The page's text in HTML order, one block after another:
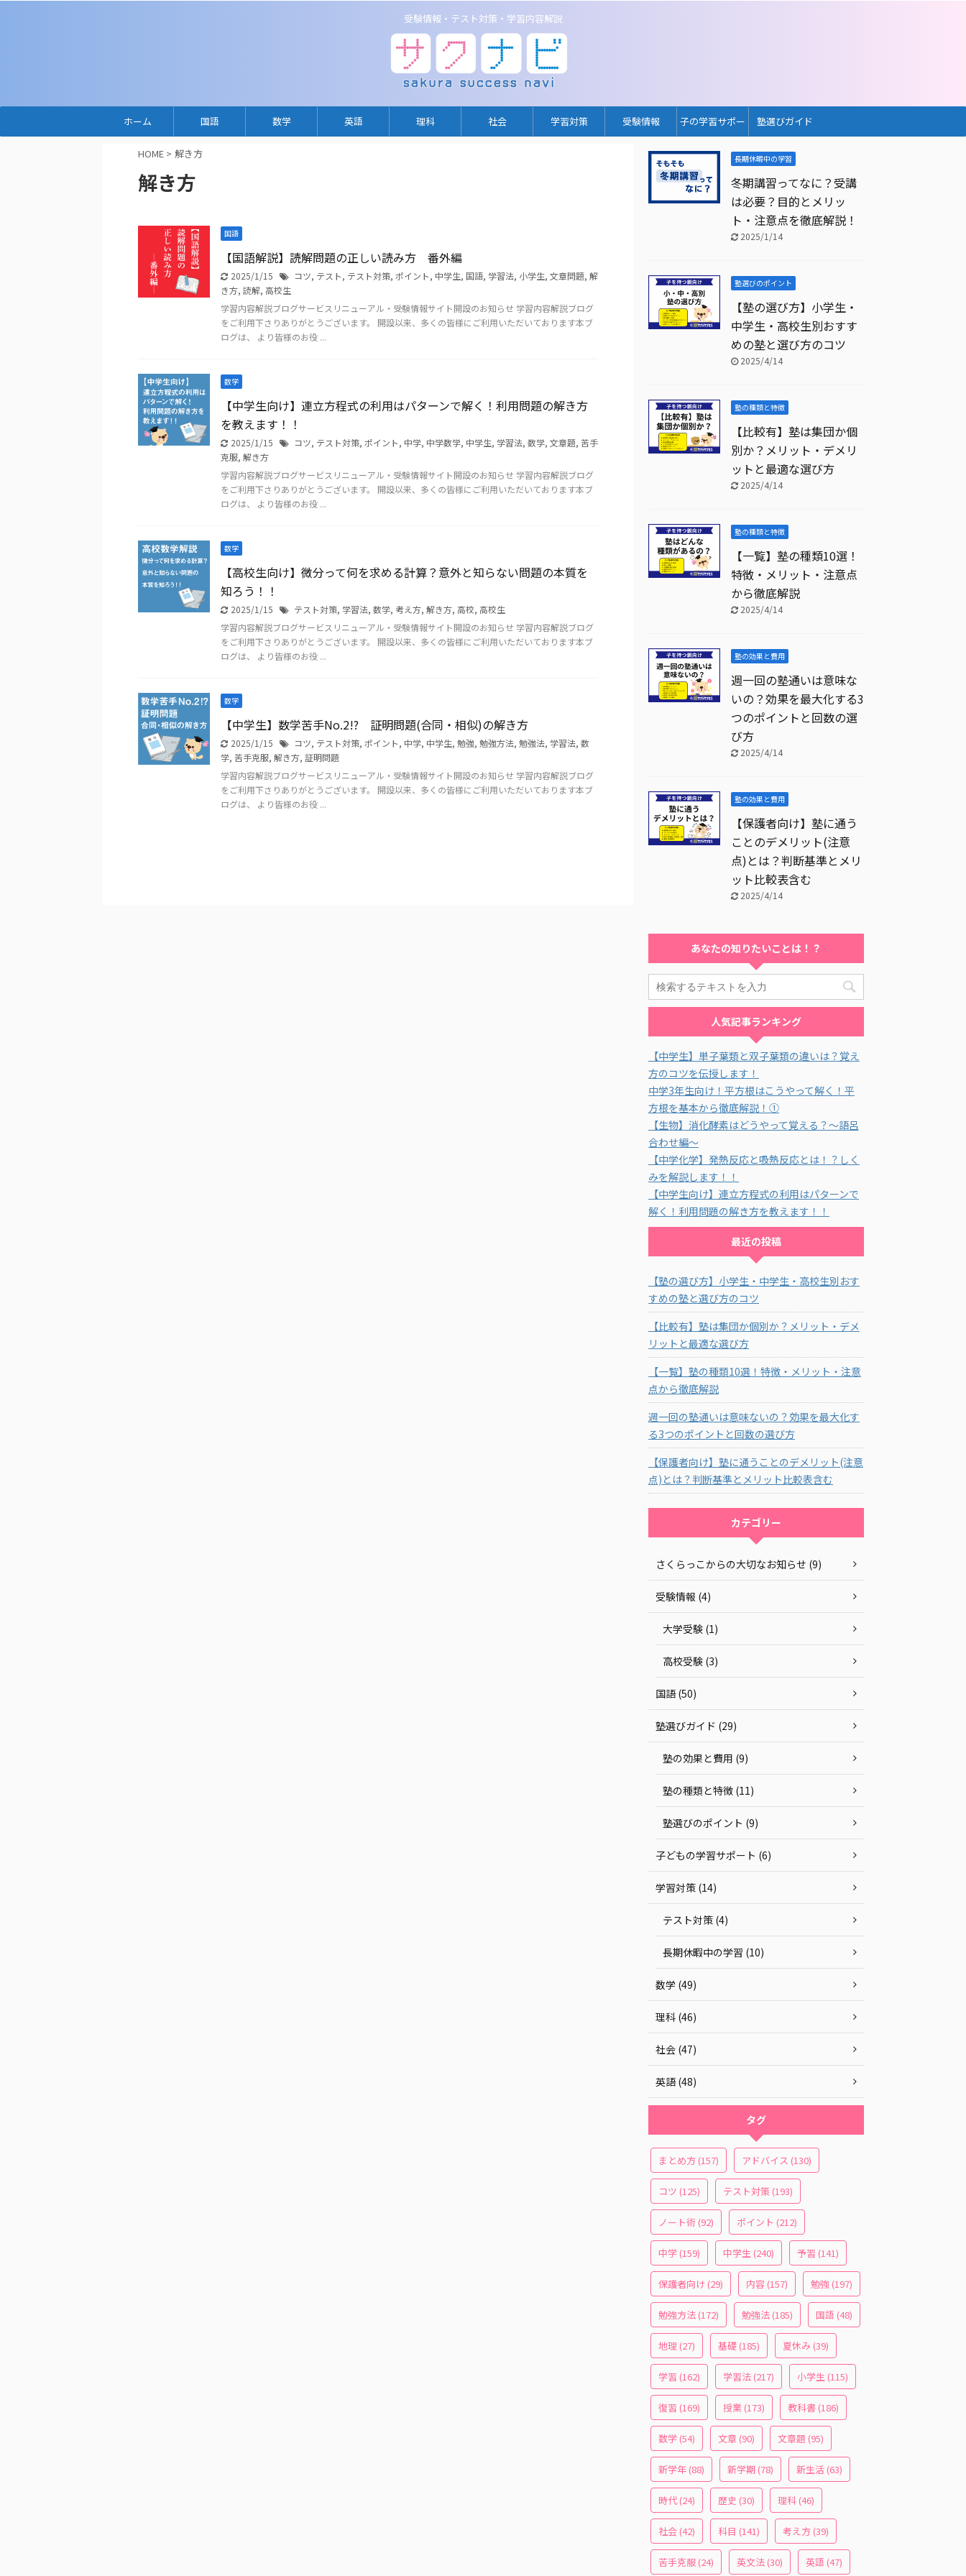
受験情報・テスト対策・学習内容解説
ホーム 国語 数学 英語 理科 社会 学習対策 受験情報 子の学習サポー
ト
塾選びガイド
HOME > 解き方
解き方
国語
【国語解説】読解問題の正しい読み方 番外編
2025/1/15 コツ, テスト, テスト対策, ポイント, 中学生, 国語, 学習法, 小学生, 文章問題, 解
き方, 読解, 高校生
学習内容解説ブログサービスリニューアル・受験情報サイト開設のお知らせ 学習内容解説ブログ
をご利用下さりありがとうございます。 開設以来、多くの皆様にご利用いただいております本ブ
ログは、 より皆様のお役 ...
数学
【中学生向け】連立方程式の利用はパターンで解く！利用問題の解き方
を教えます！！
2025/1/15 コツ, テスト対策, ポイント, 中学, 中学数学, 中学生, 学習法, 数学, 文章題, 苦手
克服, 解き方
学習内容解説ブログサービスリニューアル・受験情報サイト開設のお知らせ 学習内容解説ブログ
をご利用下さりありがとうございます。 開設以来、多くの皆様にご利用いただいております本ブ
ログは、 より皆様のお役 ...
数学
【高校生向け】微分って何を求める計算？意外と知らない問題の本質を
知ろう！！
2025/1/15 テスト対策, 学習法, 数学, 考え方, 解き方, 高校, 高校生
学習内容解説ブログサービスリニューアル・受験情報サイト開設のお知らせ 学習内容解説ブログ
をご利用下さりありがとうございます。 開設以来、多くの皆様にご利用いただいております本ブ
ログは、 より皆様のお役 ...
数学
【中学生】数学苦手No.2!? 証明問題(合同・相似)の解き方
2025/1/15 コツ, テスト対策, ポイント, 中学, 中学生, 勉強, 勉強方法, 勉強法, 学習法, 数
学, 苦手克服, 解き方, 証明問題
学習内容解説ブログサービスリニューアル・受験情報サイト開設のお知らせ 学習内容解説ブログ
をご利用下さりありがとうございます。 開設以来、多くの皆様にご利用いただいております本ブ
ログは、 より皆様のお役 ...
長期休暇中の学習
冬期講習ってなに？受講
は必要？目的とメリッ
ト・注意点を徹底解説！
2025/1/14
塾選びのポイント
【塾の選び方】小学生・
中学生・高校生別おすす
めの塾と選び方のコツ
2025/4/14
塾の種類と特徴
【比較有】塾は集団か個
別か？メリット・デメリ
ットと最適な選び方
2025/4/14
塾の種類と特徴
【一覧】塾の種類10選！
特徴・メリット・注意点
から徹底解説
2025/4/14
塾の効果と費用
週一回の塾通いは意味な
いの？効果を最大化する3
つのポイントと回数の選
び方
2025/4/14
塾の効果と費用
【保護者向け】塾に通う
ことのデメリット(注意
点)とは？判断基準とメリ
ット比較表含む
2025/4/14
あなたの知りたいことは！？
人気記事ランキング
【中学生】単子葉類と双子葉類の違いは？覚え
方のコツを伝授します！
中学3年生向け！平方根はこうやって解く！平
方根を基本から徹底解説！①
【生物】消化酵素はどうやって覚える？～語呂
合わせ編～
【中学化学】発熱反応と吸熱反応とは！？しく
みを解説します！！
【中学生向け】連立方程式の利用はパターンで
解く！利用問題の解き方を教えます！！
最近の投稿
【塾の選び方】小学生・中学生・高校生別おす
すめの塾と選び方のコツ
【比較有】塾は集団か個別か？メリット・デメ
リットと最適な選び方
【一覧】塾の種類10選！特徴・メリット・注意
点から徹底解説
週一回の塾通いは意味ないの？効果を最大化す
る3つのポイントと回数の選び方
【保護者向け】塾に通うことのデメリット(注意
点)とは？判断基準とメリット比較表含む
カテゴリー
さくらっこからの大切なお知らせ (9)
受験情報 (4)
大学受験 (1)
高校受験 (3)
国語 (50)
塾選びガイド (29)
塾の効果と費用 (9)
塾の種類と特徴 (11)
塾選びのポイント (9)
子どもの学習サポート (6)
学習対策 (14)
テスト対策 (4)
長期休暇中の学習 (10)
数学 (49)
理科 (46)
社会 (47)
英語 (48)
タグ
まとめ方(157) アドバイス (130)
コツ (125) テスト対策(193)
ノート術(92) ポイント (212)
中学(159) 中学生(240) 予習 (141)
保護者向け (29) 内容(157) 勉強(197)
勉強方法(172) 勉強法(185) 国語 (48)
地理(27) 基礎(185) 夏休み (39)
学習 (162) 学習法(217) 小学生(115)
復習 (169) 授業(173) 教科書(186)
数学(54) 文章 (90) 文章題 (95)
新学年(88) 新学期(78) 新生活(63)
時代(24) 歴史 (30) 理科(46)
社会(42) 科目 (141) 考え方(39)
苦手克服(24) 英文法(30) 英語 (47)